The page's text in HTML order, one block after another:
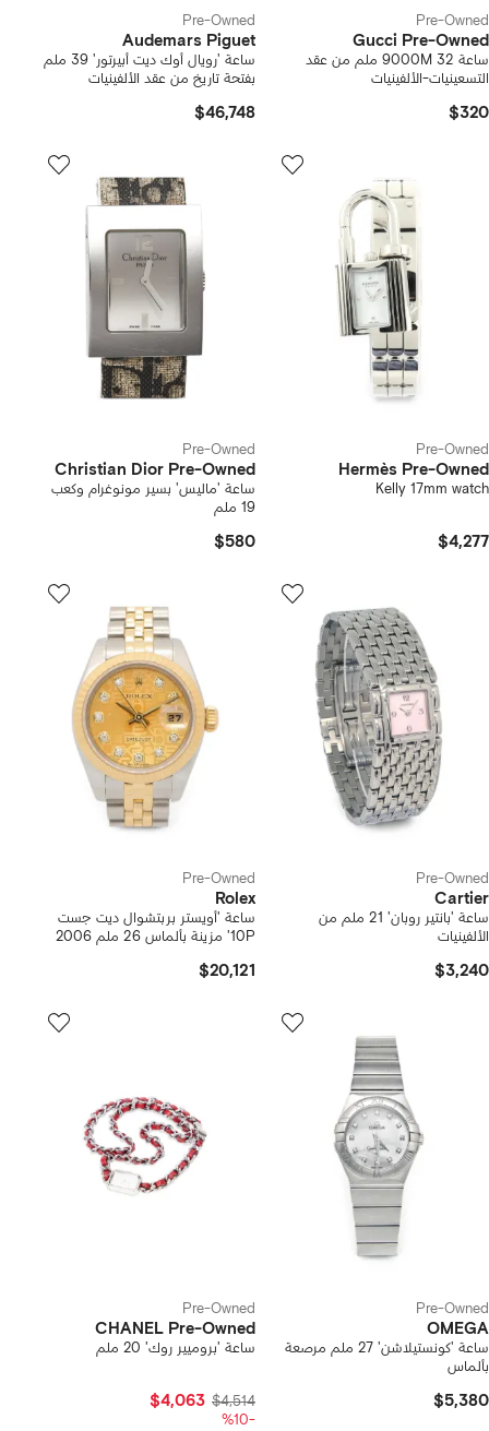
Pre-Owned
Gucci Pre-Owned
ساعة 9000M 32 ملم من عقد
التسعينيات-الألفينيات
$320
Pre-Owned
Audemars Piguet
ساعة 'رويال أوك ديت أبيرتور' 39 ملم
بفتحة تاريخ من عقد الألفينيات
$46,748
Pre-Owned
Hermès Pre-Owned
Kelly 17mm watch
$4,277
Pre-Owned
Christian Dior Pre-Owned
ساعة 'ماليس' بسير مونوغرام وكعب
19 ملم
$580
Pre-Owned
Cartier
ساعة 'بانتير روبان' 21 ملم من
الألفينيات
$3,240
Pre-Owned
Rolex
ساعة 'أويستر بربتشوال ديت جست
10P' مزينة بألماس 26 ملم 2006
$20,121
Pre-Owned
OMEGA
ساعة 'كونستيلاشن' 27 ملم مرصعة
بألماس
$5,380
Pre-Owned
CHANEL Pre-Owned
ساعة 'بروميير روك' 20 ملم
$4,514
$4,063
-%10